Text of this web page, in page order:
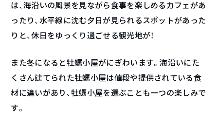
は、海沿いの風景を見ながら食事を楽しめるカフェがあ
ったり、水平線に沈む夕日が見られるスポットがあった
りと、休日をゆっくり過ごせる観光地が！
また冬になると牡蠣小屋がにぎわいます。海沿いにた
くさん建てられた牡蠣小屋は値段や提供されている食
材に違いがあり、牡蠣小屋を選ぶことも一つの楽しみで
す。